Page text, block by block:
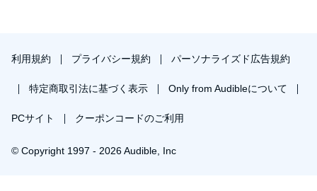
利用規約 プライバシー規約 パーソナライズド広告規約
特定商取引法に基づく表示 Only from Audibleについて
PCサイト クーポンコードのご利用
© Copyright 1997 - 2026 Audible, Inc